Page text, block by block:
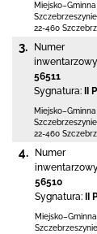
Szczebrzeszynie
22-460
3.
Numer
56511
Sygnatura:
II
Szczebrzeszynie
22-460
4.
Numer
56510
Sygnatura:
II
Szczebrzeszynie